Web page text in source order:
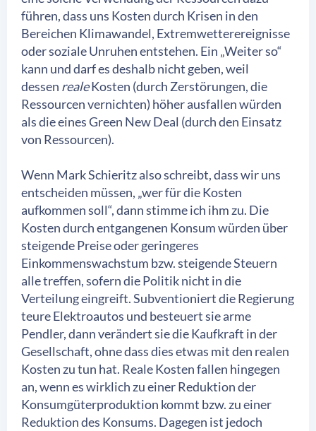
führen, dass uns Kosten durch Krisen in den
Bereichen Klimawandel, Extremwetterereignisse
oder soziale Unruhen entstehen. Ein „Weiter so“
kann und darf es deshalb nicht geben, weil
dessen realeKosten (durch Zerstörungen, die
Ressourcen vernichten) höher ausfallen würden
als die eines Green New Deal (durch den Einsatz
von Ressourcen).
Wenn Mark Schieritz also schreibt, dass wir uns
entscheiden müssen, „wer für die Kosten
aufkommen soll“, dann stimme ich ihm zu. Die
Kosten durch entgangenen Konsum würden über
steigende Preise oder geringeres
Einkommenswachstum bzw. steigende Steuern
alle treffen, sofern die Politik nicht in die
Verteilung eingreift. Subventioniert die Regierung
teure Elektroautos und besteuert sie arme
Pendler, dann verändert sie die Kaufkraft in der
Gesellschaft, ohne dass dies etwas mit den realen
Kosten zu tun hat. Reale Kosten fallen hingegen
an, wenn es wirklich zu einer Reduktion der
Konsumgüterproduktion kommt bzw. zu einer
Reduktion des Konsums. Dagegen ist jedoch